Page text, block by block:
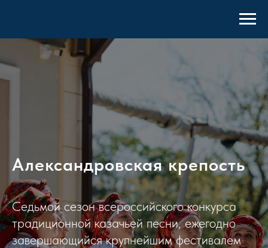
Александровская крепость
Седьмой сезон всероссийского конкурса
традиционной казачьей песни, ежегодно
завершающийся крупнейшим фестивалем